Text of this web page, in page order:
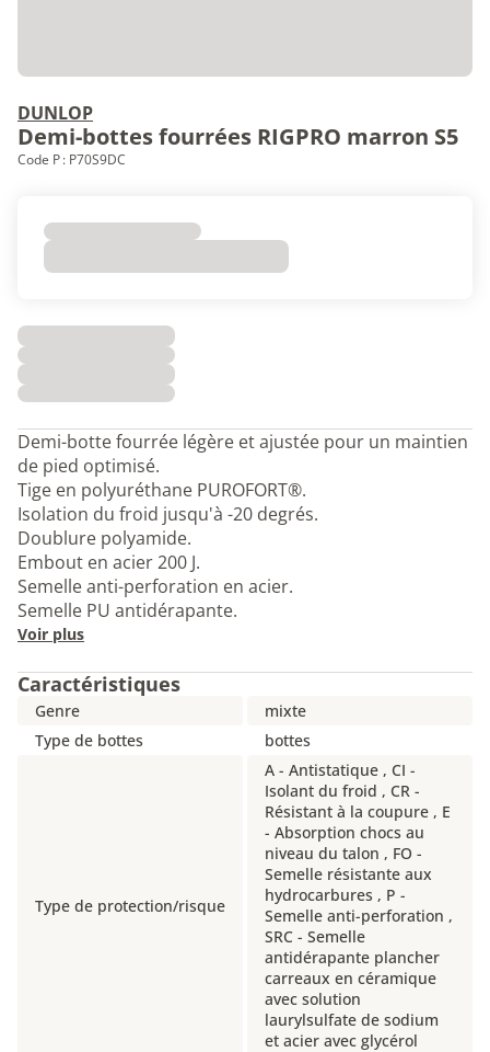
DUNLOP
Demi-bottes fourrées RIGPRO marron S5
Code P : P70S9DC
Demi-botte fourrée légère et ajustée pour un maintien
de pied optimisé.
Tige en polyuréthane PUROFORT®.
Isolation du froid jusqu'à -20 degrés.
Doublure polyamide.
Embout en acier 200 J.
Semelle anti-perforation en acier.
Semelle PU antidérapante.
Voir plus
Caractéristiques
Genre
mixte
Type de bottes
bottes
Type de protection/risque
A - Antistatique , CI -
Isolant du froid , CR -
Résistant à la coupure , E
- Absorption chocs au
niveau du talon , FO -
Semelle résistante aux
hydrocarbures , P -
Semelle anti-perforation ,
SRC - Semelle
antidérapante plancher
carreaux en céramique
avec solution
laurylsulfate de sodium
et acier avec glycérol